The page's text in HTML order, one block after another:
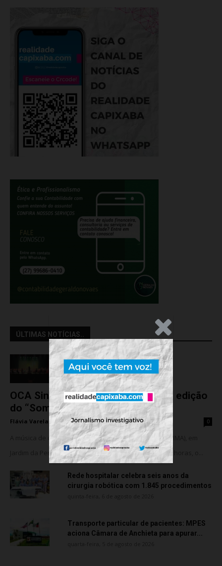
.Anúncio
ÚLTIMAS NOTÍCIAS..
OCA Sinfônica é a atração da nova edição
do “Som na...
Flávia Varela sexta-feira, 7 de agosto de 2026 0
A música de câmara vai ocupar o Instituto Marlin Azul (IMA), em
Jardim da Penha, nesta sexta-feira (07). A partir das 18 horas, o...
Rede hospitalar celebra seis anos da
cirurgia robótica com 1.845 procedimentos
Transporte particular de pacientes: MPES
aciona Câmara de Anchieta para apurar...